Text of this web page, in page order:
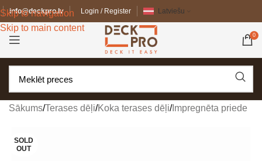
Skip to navigation
Skip to main content
info@deckpro.lv Login / Register Latviešu
0
Sākums/Terases dēļi/Koka terases dēļi/Impregnēta priede
SOLD
OUT